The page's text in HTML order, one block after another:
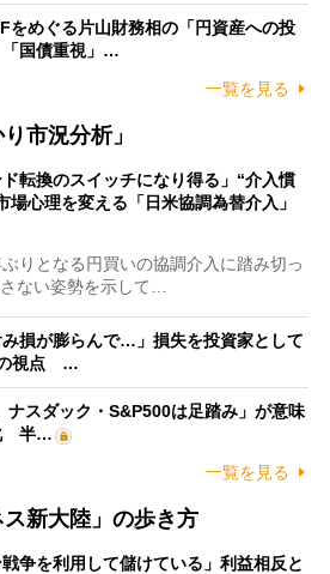
をめぐる片山財務相の「円資産への投
国債重視」…
一覧を見る
市況分析」
ド転換のスイッチになり得る」“介入慣
場心理を変える「日米協調為替介入」
りとなる円買いの協調介入に踏み切っ
ない姿勢を示して…
み損が膨らんで…」損失を投資家として
の視点 …
ナスダック・S&P500は足踏み」が意味
半…
一覧を見る
新大陸」の歩き方
戦争を利用して儲けている」利益相反と